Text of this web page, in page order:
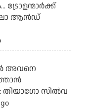
ലോ ആന്‍ഡ്
അവനെ
തിയാഗോ സില്‍വ